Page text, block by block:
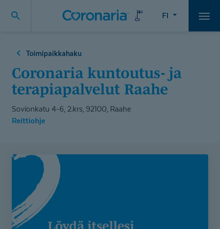
FI
Toimipaikkahaku
Coronaria kuntoutus- ja
terapiapalvelut Raahe
Sovionkatu 4-6, 2.krs, 92100, Raahe
Reittiohje